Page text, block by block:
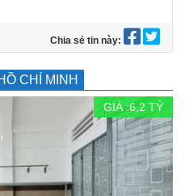
Chia sẻ tin này:
CHÍ MINH
GIÁ :6,2 TỶ